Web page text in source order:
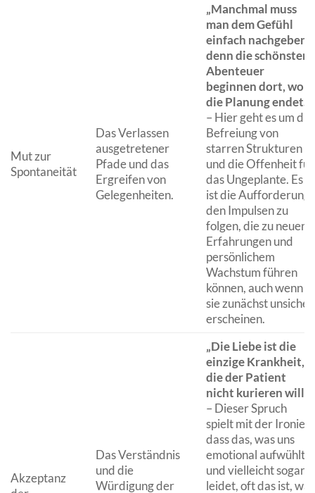
Mut zur
Spontaneität
Das Verlassen
ausgetretener
Pfade und das
Ergreifen von
Gelegenheiten.
„Manchmal muss
man dem Gefühl
einfach nachgeben,
denn die schönsten
Abenteuer
beginnen dort, wo
die Planung endet.“
– Hier geht es um die
Befreiung von
starren Strukturen
und die Offenheit für
das Ungeplante. Es
ist die Aufforderung,
den Impulsen zu
folgen, die zu neuen
Erfahrungen und
persönlichem
Wachstum führen
können, auch wenn
sie zunächst unsicher
erscheinen.
Akzeptanz
Das Verständnis
und die
Würdigung der
„Die Liebe ist die
einzige Krankheit,
die der Patient
nicht kurieren will.“
– Dieser Spruch
spielt mit der Ironie,
dass das, was uns
emotional aufwühlt
und vielleicht sogar
leidet, oft das ist, was